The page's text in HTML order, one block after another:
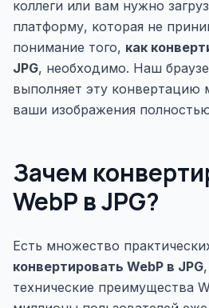
коллеги или вам нужно
платформу, которая не
понимание того, как
JPG, необходимо. Наш
выполняет эту конвертацию
ваши изображения
Зачем
WebP в JPG?
Есть множество
конвертировать WebP в JPG
технические преимущества